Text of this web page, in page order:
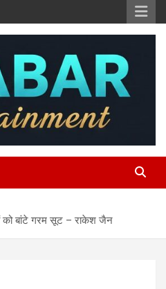
को बांटे गरम सूट – राकेश जैन